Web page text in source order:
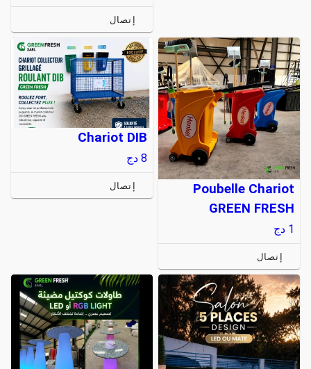
إتصال
Poubelle Chariot
GREEN FRESH
1 دج
إتصال
Chariot DIB
8 دج
إتصال